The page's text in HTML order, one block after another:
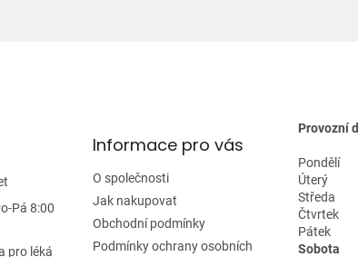
Pá 8:00
pro léká
Informace pro vás
O společnosti
Jak nakupovat
Obchodní podmínky
Podmínky ochrany osobních
Provozní
Pondělí
Úterý
Středa
Čtvrtek
Pátek
Sobota